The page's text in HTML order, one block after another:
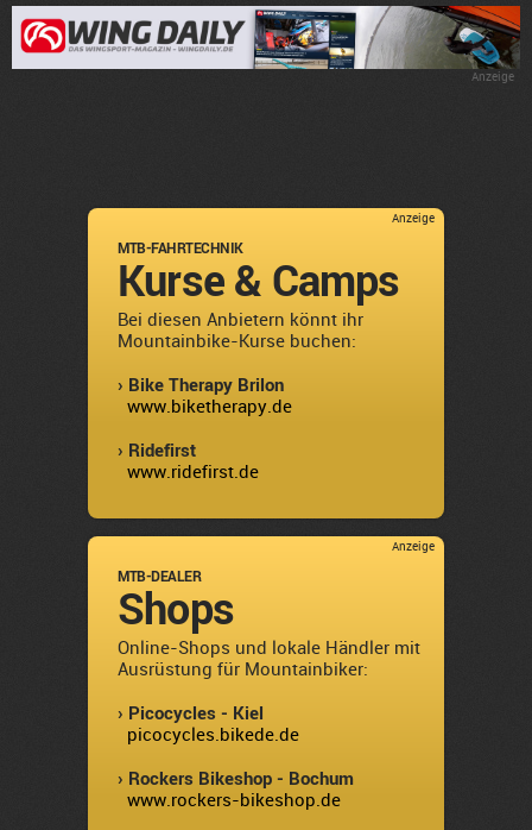
Anzeige
Anzeige
MTB-FAHRTECHNIK
Kurse & Camps
Bei diesen Anbietern könnt ihr
Mountainbike-Kurse buchen:
› Bike Therapy Brilon
www.biketherapy.de
› Ridefirst
www.ridefirst.de
Anzeige
MTB-DEALER
Shops
Online-Shops und lokale Händler mit
Ausrüstung für Mountainbiker:
› Picocycles - Kiel
picocycles.bikede.de
› Rockers Bikeshop - Bochum
www.rockers-bikeshop.de